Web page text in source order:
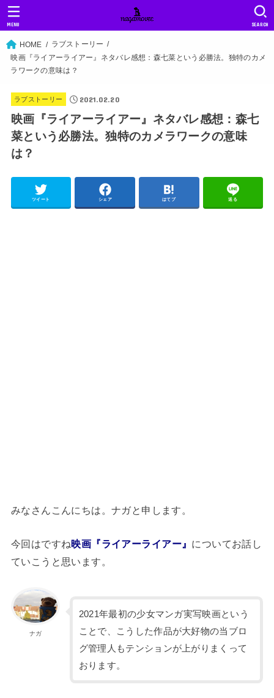
SEARCH
MENU
HOME
ラブストーリー
映画『ライアーライアー』ネタバレ感想：森七菜という必勝法。独特のカメ
ラワークの意味は？
ラブストーリー 2021.02.20
映画『ライアーライアー』ネタバレ感想：森七
菜という必勝法。独特のカメラワークの意味
は？
ツイート シェア はてブ 送る
みなさんこんにちは。ナガと申します。
今回はですね映画『ライアーライアー』 についてお話し
ていこうと思います。
ナガ
2021年最初の少女マンガ実写映画という
ことで、こうした作品が大好物の当ブロ
グ管理人もテンションが上がりまくって
おります。